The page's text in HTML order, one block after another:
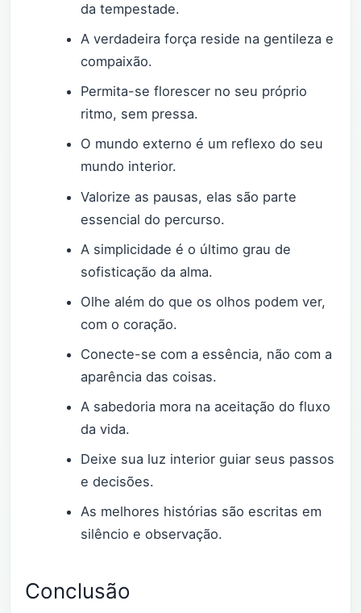
da tempestade.
A verdadeira força reside na gentileza e
compaixão.
Permita-se florescer no seu próprio
ritmo, sem pressa.
O mundo externo é um reflexo do seu
mundo interior.
Valorize as pausas, elas são parte
essencial do percurso.
A simplicidade é o último grau de
sofisticação da alma.
Olhe além do que os olhos podem ver,
com o coração.
Conecte-se com a essência, não com a
aparência das coisas.
A sabedoria mora na aceitação do fluxo
da vida.
Deixe sua luz interior guiar seus passos
e decisões.
As melhores histórias são escritas em
silêncio e observação.
Conclusão